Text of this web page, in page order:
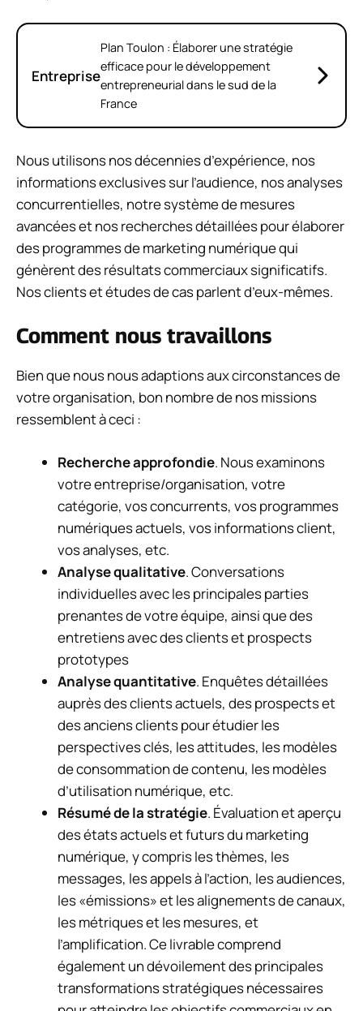
Entreprise
Plan Toulon : Élaborer une stratégie
efficace pour le développement
entrepreneurial dans le sud de la
France
Nous utilisons nos décennies d’expérience, nos
informations exclusives sur l’audience, nos analyses
concurrentielles, notre système de mesures
avancées et nos recherches détaillées pour élaborer
des programmes de marketing numérique qui
génèrent des résultats commerciaux significatifs.
Nos clients et études de cas parlent d’eux-mêmes.
Comment nous travaillons
Bien que nous nous adaptions aux circonstances de
votre organisation, bon nombre de nos missions
ressemblent à ceci :
Recherche approfondie. Nous examinons
votre entreprise/organisation, votre
catégorie, vos concurrents, vos programmes
numériques actuels, vos informations client,
vos analyses, etc.
Analyse qualitative. Conversations
individuelles avec les principales parties
prenantes de votre équipe, ainsi que des
entretiens avec des clients et prospects
prototypes
Analyse quantitative. Enquêtes détaillées
auprès des clients actuels, des prospects et
des anciens clients pour étudier les
perspectives clés, les attitudes, les modèles
de consommation de contenu, les modèles
d’utilisation numérique, etc.
Résumé de la stratégie. Évaluation et aperçu
des états actuels et futurs du marketing
numérique, y compris les thèmes, les
messages, les appels à l’action, les audiences,
les «émissions» et les alignements de canaux,
les métriques et les mesures, et
l’amplification. Ce livrable comprend
également un dévoilement des principales
transformations stratégiques nécessaires